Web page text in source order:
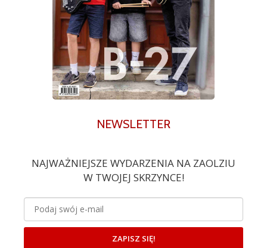
NEWSLETTER
NAJWAŻNIEJSZE WYDARZENIA NA ZAOLZIU
W TWOJEJ SKRZYNCE!
ZAPISZ SIĘ!